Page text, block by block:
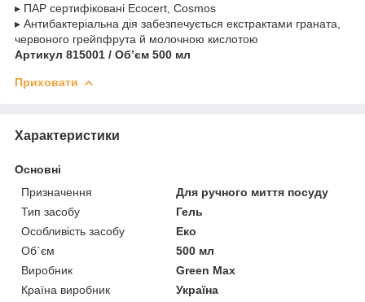
▸ ПАР сертифіковані Ecocert, Cosmos
▸ Антибактеріальна дія забезпечується екстрактами граната,
червоного грейпфрута й молочною кислотою
Артикул 815001 / Об’єм 500 мл
Приховати
Характеристики
Основні
Призначення
Для ручного миття посуду
Тип засобу
Гель
Особливість засобу
Еко
Об`єм
500 мл
Виробник
Green Max
Країна виробник
Україна